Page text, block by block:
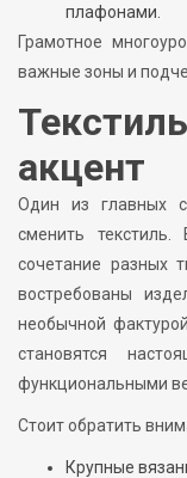
плафонами.
Грамотное
важные зоны и
акцент
Один из главных
сменить
сочетание разных
востребованы
необычной
становятся
функциональными
Стоит обратить
Крупные